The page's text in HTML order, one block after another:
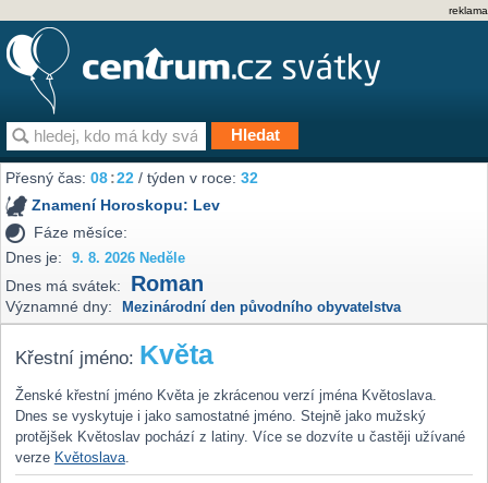
reklama
Přesný čas:08:22 / týden v roce:32
Znamení Horoskopu: Lev
Fáze měsíce:
Dnes je:
9. 8. 2026 Neděle
Dnes má svátek: Roman
Významné dny: Mezinárodní den původního obyvatelstva
Křestní jméno: Květa
Ženské křestní jméno Květa je zkrácenou verzí jména Květoslava.
Dnes se vyskytuje i jako samostatné jméno. Stejně jako mužský
protějšek Květoslav pochází z latiny. Více se dozvíte u častěji užívané
verze Květoslava.